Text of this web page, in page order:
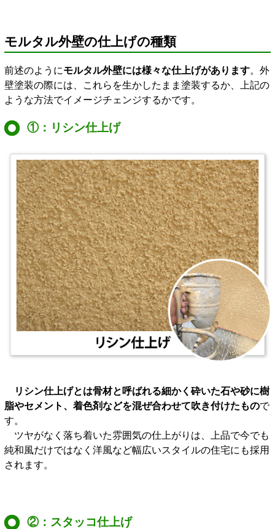
モルタル外壁の仕上げの種類
前述のようにモルタル外壁には様々な仕上げがあります。外
壁塗装の際には、これらを生かしたまま塗装するか、上記の
ような方法でイメージチェンジするかです。
①：リシン仕上げ
リシン仕上げとは骨材と呼ばれる細かく砕いた石や砂に樹
脂やセメント、着色剤などを混ぜ合わせて吹き付けたもので
す。
ツヤがなく落ち着いた雰囲気の仕上がりは、上品で今でも
純和風だけではなく洋風など幅広いスタイルの住宅にも採用
されます。
②：スタッコ仕上げ